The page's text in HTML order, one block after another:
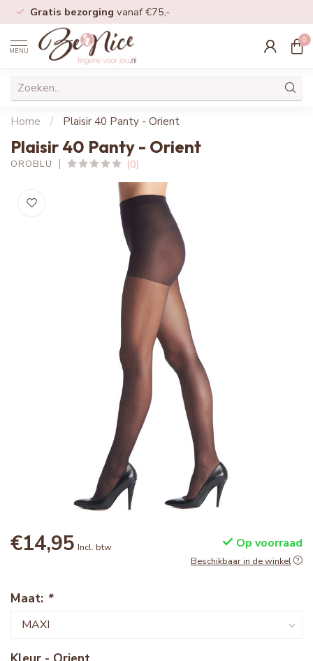
Gratis bezorging vanaf €75,-
MENU
0
Home / Plaisir 40 Panty - Orient
Plaisir 40 Panty - Orient
OROBLÚ (0)
€14,95 Incl. btw Op voorraad
Beschikbaar in de winkel
Maat: *